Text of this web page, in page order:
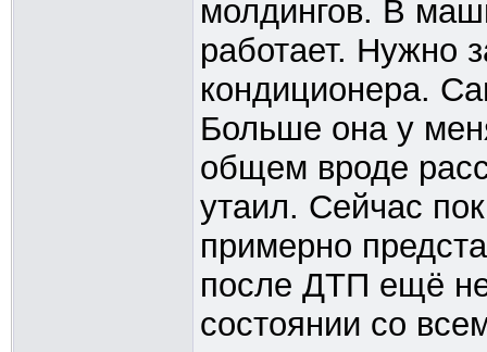
молдингов. В
работает. Нужно
кондиционера.
Больше она у
общем вроде
утаил. Сейчас
примерно
после ДТП ещё
состоянии со